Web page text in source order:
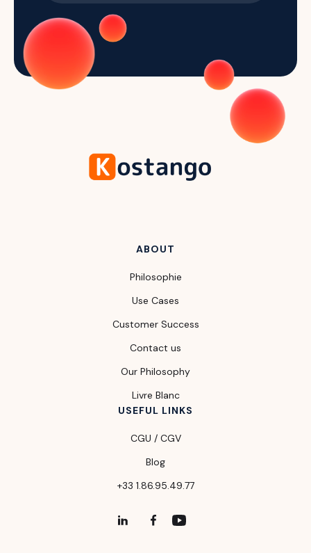
ABOUT
Philosophie
Use Cases
Customer Success
Contact us
Our Philosophy
Livre Blanc
USEFUL LINKS
CGU / CGV
Blog
+33 1.86.95.49.77